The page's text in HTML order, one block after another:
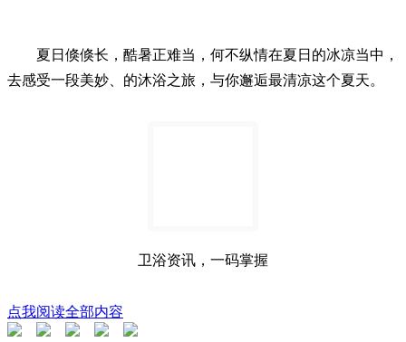
夏日倏倏长，酷暑正难当，何不纵情在夏日的冰凉当中，
去感受一段美妙、的沐浴之旅，与你邂逅最清凉这个夏天。
卫浴资讯，一码掌握
点我阅读全部内容